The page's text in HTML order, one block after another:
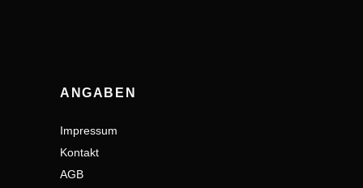
ANGABEN
Impressum
Kontakt
AGB